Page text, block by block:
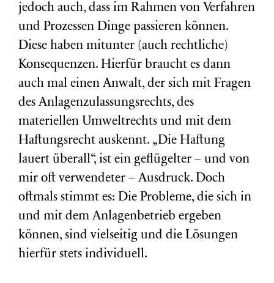
jedoch auch, dass im Rahmen von Verfahren
und Prozessen Dinge passieren können.
Diese haben mitunter (auch rechtliche)
Konsequenzen. Hierfür braucht es dann
auch mal einen Anwalt, der sich mit Fragen
des Anlagenzulassungsrechts, des
materiellen Umweltrechts und mit dem
Haftungsrecht auskennt. „Die Haftung
lauert überall“, ist ein geflügelter – und von
mir oft verwendeter – Ausdruck. Doch
oftmals stimmt es: Die Probleme, die sich in
und mit dem Anlagenbetrieb ergeben
können, sind vielseitig und die Lösungen
hierfür stets individuell.